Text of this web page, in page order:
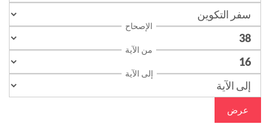
الإصحاح
من الآية
إلى الآية
عرض